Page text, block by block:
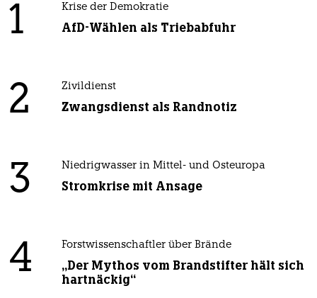
1 Krise der Demokratie
AfD-Wählen als Triebabfuhr
2 Zivildienst
Zwangsdienst als Randnotiz
3 Niedrigwasser in Mittel- und Osteuropa
Stromkrise mit Ansage
4 Forstwissenschaftler über Brände
„Der Mythos vom Brandstifter hält sich
hartnäckig“